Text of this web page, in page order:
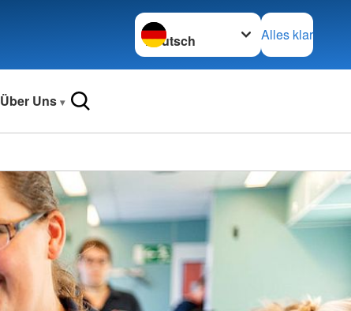
Sprache wechseln zu
Alles klar
Über Uns